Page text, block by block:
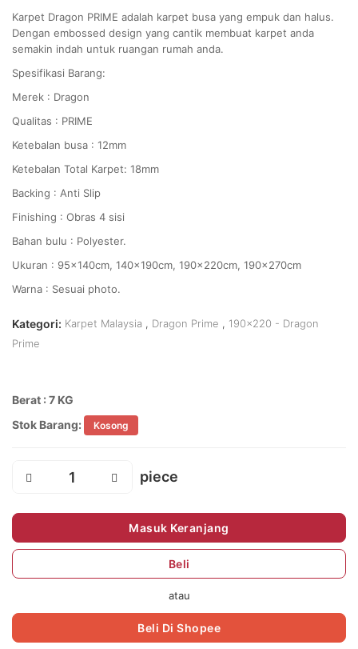
Karpet Dragon PRIME adalah karpet busa yang empuk dan halus.
Dengan embossed design yang cantik membuat karpet anda
semakin indah untuk ruangan rumah anda.
Spesifikasi Barang:
Merek : Dragon
Qualitas : PRIME
Ketebalan busa : 12mm
Ketebalan Total Karpet: 18mm
Backing : Anti Slip
Finishing : Obras 4 sisi
Bahan bulu : Polyester.
Ukuran : 95x140cm, 140x190cm, 190x220cm, 190x270cm
Warna : Sesuai photo.
Kategori: Karpet Malaysia , Dragon Prime , 190x220 - Dragon
Prime
Berat : 7 KG
Stok Barang:
Kosong
Masuk Keranjang
Beli
atau
Beli Di Shopee